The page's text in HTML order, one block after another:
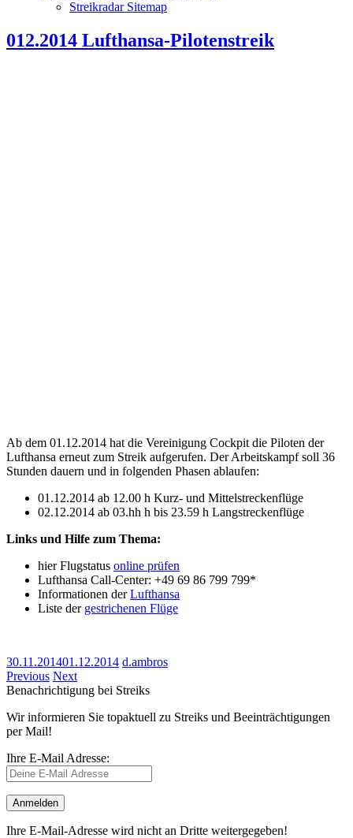
Streikradar Sitemap
012.2014 Lufthansa-Pilotenstreik
Ab dem 01.12.2014 hat die Vereinigung Cockpit die Piloten der
Lufthansa erneut zum Streik aufgerufen. Der Arbeitskampf soll 36
Stunden dauern und in folgenden Phasen ablaufen:
01.12.2014 ab 12.00 h Kurz- und Mittelstreckenflüge
02.12.2014 ab 03.hh h bis 23.59 h Langstreckenflüge
Links und Hilfe zum Thema:
hier Flugstatus online prüfen
Lufthansa Call-Center: +49 69 86 799 799*
Informationen derLufthansa
Liste der gestrichenen Flüge
30.11.201401.12.2014 d.ambros
Previous Next
Benachrichtigung bei Streiks
Wir informieren Sie topaktuell zu Streiks und Beeinträchtigungen
per Mail!
Ihre E-Mail Adresse:
Ihre E-Mail-Adresse wird nicht an Dritte weitergegeben!